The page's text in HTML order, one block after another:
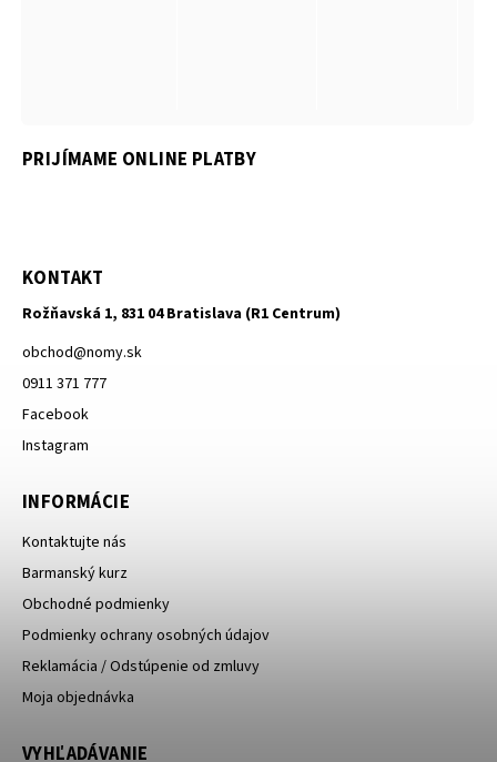
PRIJÍMAME ONLINE PLATBY
KONTAKT
Rožňavská 1, 831 04 Bratislava (R1 Centrum)
obchod@nomy.sk
0911 371 777
Facebook
Instagram
INFORMÁCIE
Kontaktujte nás
Barmanský kurz
Obchodné podmienky
Podmienky ochrany osobných údajov
Reklamácia / Odstúpenie od zmluvy
Moja objednávka
VYHĽADÁVANIE